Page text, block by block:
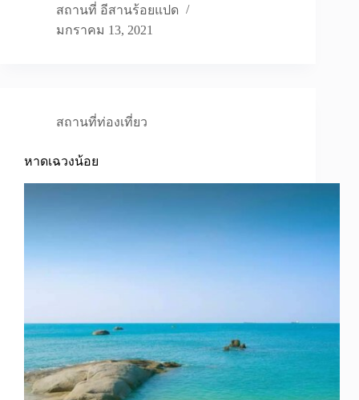
สถานที่ อีสานร้อยแปด
มกราคม 13, 2021
สถานที่ท่องเที่ยว
หาดเฉวงน้อย